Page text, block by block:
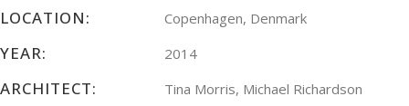
LOCATION: Copenhagen, Denmark
YEAR: 2014
ARCHITECT: Tina Morris, Michael Richardson